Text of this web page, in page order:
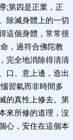
;第四是正業，正
除滅身體上的一切
這個身體，常常很
，過符合佛陀教
完全地消除得清清
口、意上邊，造出
習氣而非時間多
的真性上修去。第
來所修的道理，沒
心，安住在這個本